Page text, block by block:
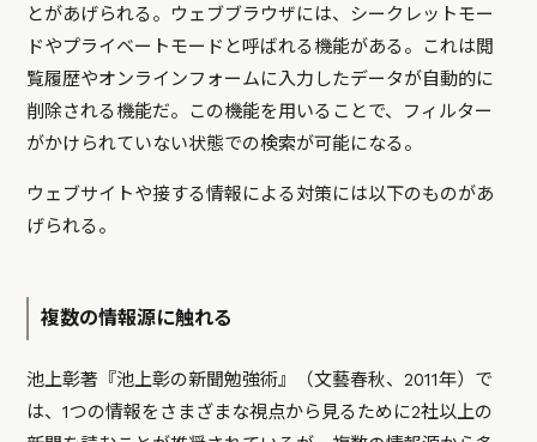
とがあげられる。ウェブブラウザには、シークレットモー
ドやプライベートモードと呼ばれる機能がある。これは閲
覧履歴やオンラインフォームに入力したデータが自動的に
削除される機能だ。この機能を用いることで、フィルター
がかけられていない状態での検索が可能になる。
ウェブサイトや接する情報による対策には以下のものがあ
げられる。
複数の情報源に触れる
池上彰著『池上彰の新聞勉強術』（文藝春秋、2011年）で
は、1つの情報をさまざまな視点から見るために2社以上の